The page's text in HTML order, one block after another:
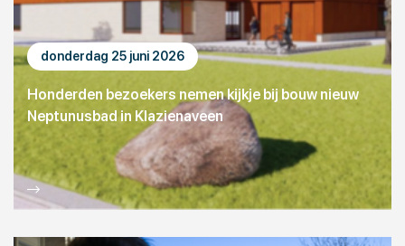
donderdag 25 juni 2026
Honderden bezoekers nemen kijkje bij bouw nieuw
Neptunusbad in Klazienaveen